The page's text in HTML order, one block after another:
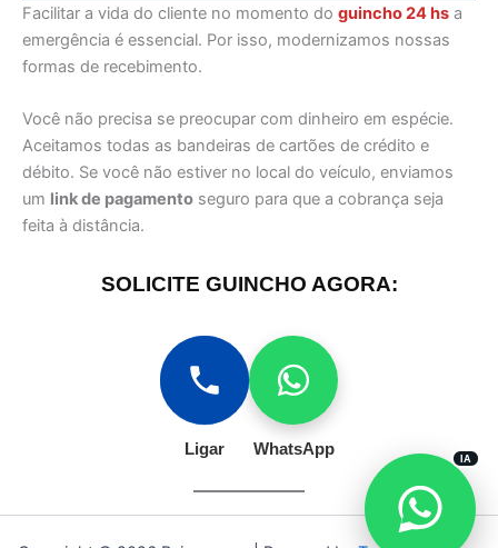
Facilitar a vida do cliente no momento do guincho 24 hs a
emergência é essencial. Por isso, modernizamos nossas
formas de recebimento.
Você não precisa se preocupar com dinheiro em espécie.
Aceitamos todas as bandeiras de cartões de crédito e
débito. Se você não estiver no local do veículo, enviamos
um link de pagamento seguro para que a cobrança seja
feita à distância.
SOLICITE GUINCHO AGORA:
Ligar WhatsApp
IA